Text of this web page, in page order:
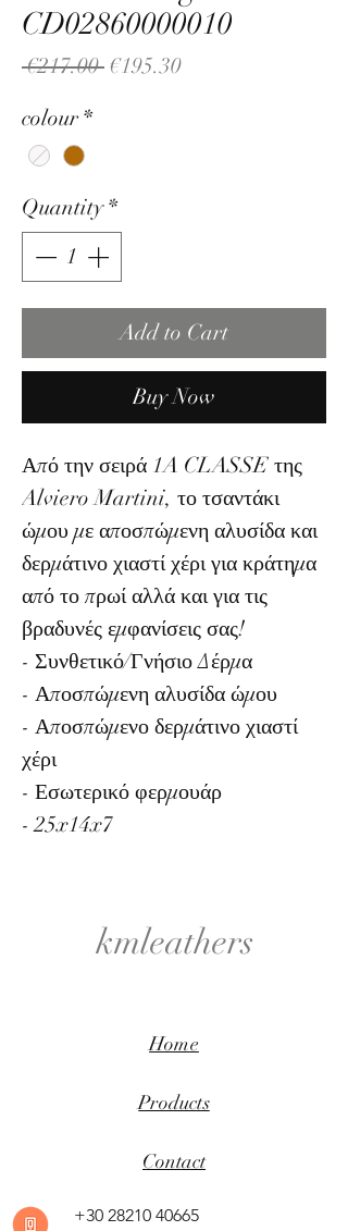
CD02860000010
€217.00 Regular
€195.30Sale
colour *
Quantity *
Add to Cart
Buy Now
Από την σειρά 1A CLASSE της
Alviero Martini, το τσαντάκι
ώμου με αποσπώμενη αλυσίδα και
δερμάτινο χιαστί χέρι για κράτημα
από το πρωί αλλά και για τις
βραδυνές εμφανίσεις σας!
- Συνθετικό/Γνήσιο Δέρμα
- Αποσπώμενη αλυσίδα ώμου
- Αποσπώμενο δερμάτινο χιαστί
χέρι
- Εσωτερικό φερμουάρ
- 25x14x7
kmleathers
Home
Products
Contact
+30 28210 40665